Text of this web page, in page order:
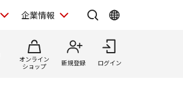
企業情報
オンライン
ショップ
新規登録 ログイン